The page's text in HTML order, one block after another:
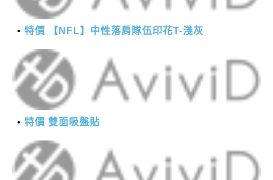
特價 【NFL】中性落肩隊伍印花T-淺灰
特價 雙面吸盤貼